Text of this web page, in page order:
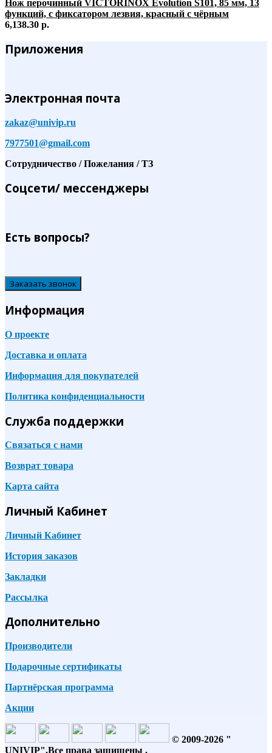
Нож перочинный VICTORINOX Evolution S101, 85 мм, 13
функций, с фиксатором лезвия, красный с чёрным
6,138.30 р.
Приложения
Электронная почта
zakaz@univip.ru
7977501@gmail.com
Сотрудничество / Пожелания / ТЗ
Соцсети/ мессенджеры
Есть вопросы?
Заказать звонок
Информация
О проекте
Доставка и оплата
Информация для покупателей
Политика конфиденциальности
Служба поддержки
Связаться с нами
Возврат товара
Карта сайта
Личный Кабинет
Личный Кабинет
История заказов
Закладки
Рассылка
Дополнительно
Производители
Подарочные сертификаты
Партнёрская программа
Акции
© 2009-2026 "
UNIVIP".Все права защищены .